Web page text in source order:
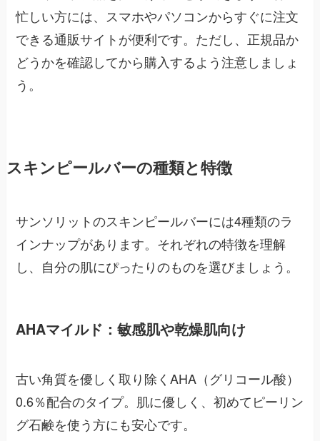
忙しい方には、スマホやパソコンからすぐに注文
できる通販サイトが便利です。ただし、正規品か
どうかを確認してから購入するよう注意しましょ
う。
スキンピールバーの種類と特徴
サンソリットのスキンピールバーには4種類のラ
インナップがあります。それぞれの特徴を理解
し、自分の肌にぴったりのものを選びましょう。
AHAマイルド：敏感肌や乾燥肌向け
古い角質を優しく取り除くAHA（グリコール酸）
0.6％配合のタイプ。肌に優しく、初めてピーリン
グ石鹸を使う方にも安心です。